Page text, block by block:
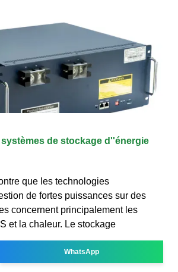
de stockage d''énergie
que les technologies
de fortes puissances sur des
concernent principalement les
et la chaleur. Le stockage
WhatsApp